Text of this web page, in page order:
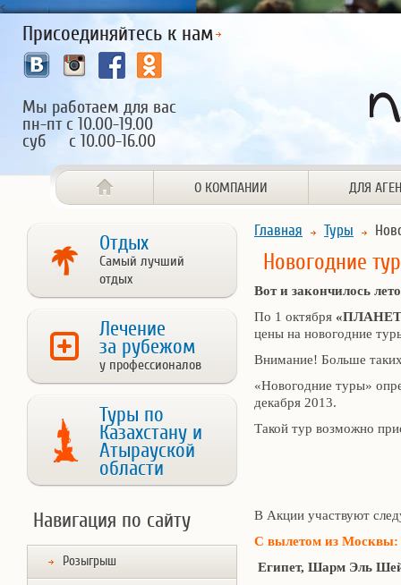
<
Присоединяйтесь к нам
Мы работаем для вас
пн-пт с 10.00-19.00
суб с 10.00-16.00
О КОМПАНИИ ДЛЯ
Отдых
Самый лучший
отдых
Лечение
за рубежом
у профессионалов
Туры по
Казахстану и
Атырауской
области
Навигация по сайту
Розыгрыш
Главная Туры
Новогодние
Вот и закончилось
По 1 октября
цены на новогодние
Внимание! Больше
«Новогодние туры»
декабря 2013.
Такой тур возможно
В Акции участвуют
С вылетом из Москвы:
Египет, Шарм Эль